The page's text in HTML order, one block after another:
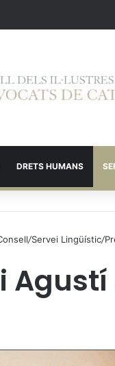
DRETS HUMANS
/Servei Lingüístic/